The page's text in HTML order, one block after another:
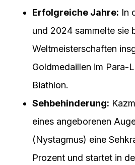
Erfolgreiche Jahre: In
und 2024 sammelte sie
Weltmeisterschaften
Goldmedaillen im Para-
Biathlon.
Sehbehinderung:
eines angeborenen
(Nystagmus) eine
Prozent und startet in